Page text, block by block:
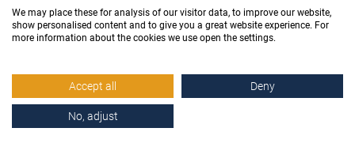
We may place these for analysis of our visitor data, to improve our website,
show personalised content and to give you a great website experience. For
more information about the cookies we use open the settings.
Accept all Deny
No, adjust